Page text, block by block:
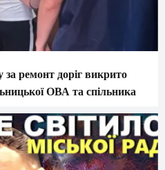
ремонт доріг викрито
ОВА та спільника